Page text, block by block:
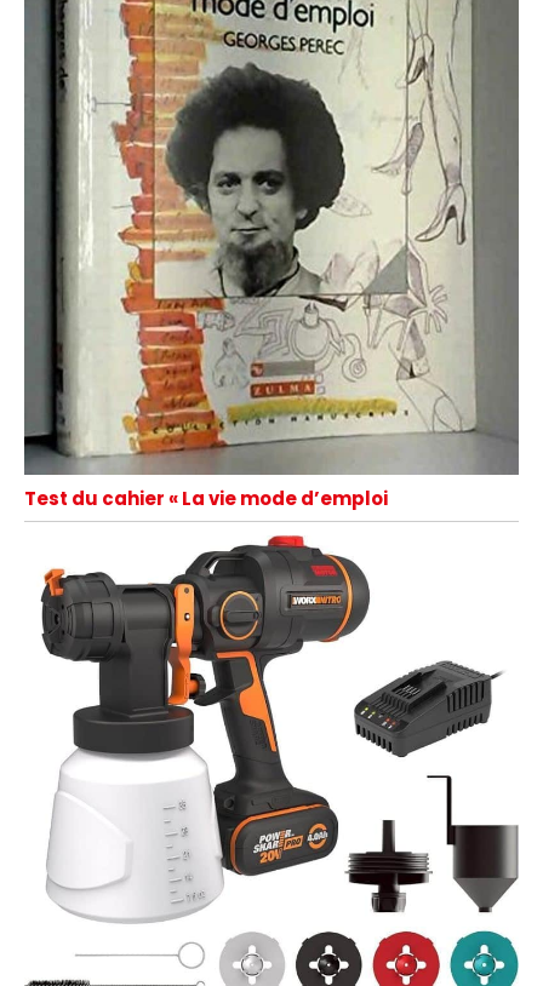
Test du cahier « La vie mode d’emploi